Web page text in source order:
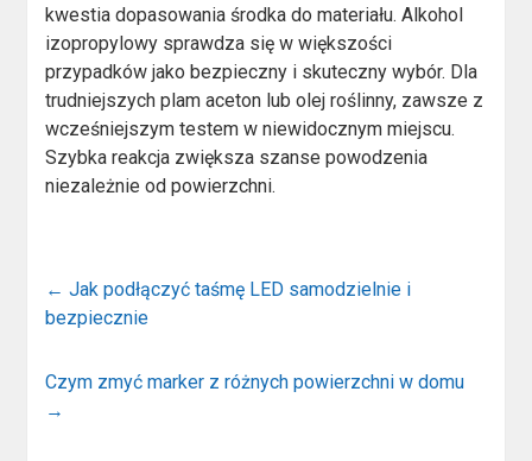
kwestia dopasowania środka do materiału. Alkohol
izopropylowy sprawdza się w większości
przypadków jako bezpieczny i skuteczny wybór. Dla
trudniejszych plam aceton lub olej roślinny, zawsze z
wcześniejszym testem w niewidocznym miejscu.
Szybka reakcja zwiększa szanse powodzenia
niezależnie od powierzchni.
← Jak podłączyć taśmę LED samodzielnie i
bezpiecznie
Czym zmyć marker z różnych powierzchni w domu
→